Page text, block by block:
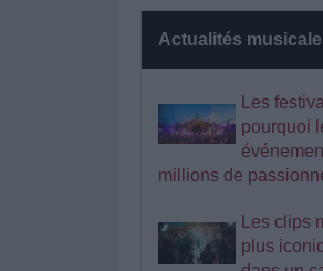
Actualités
Les
pourquoi
millions de
Les clips
plus